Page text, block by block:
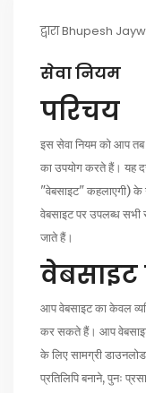
द्वाराBhupesh
सेवा नियम
परिचय
इस सेवा नियम को आप
का उपयोग करते हैं। यह
"वेबसाइट" कहलाएगी) के
वेबसाइट पर उपलब्ध सभी
जाते हैं।
वेबसाइट
आप वेबसाइट का केवल
कर सकते हैं। आप
के लिए सामग्री
प्रतिलिपि बनाने, पुनः